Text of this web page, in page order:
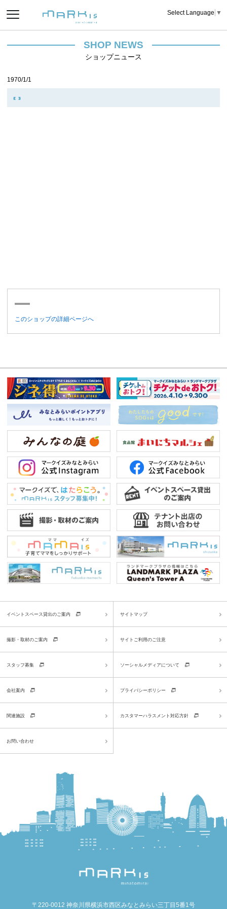
Select Language ▼
SHOP NEWS
ショップニュース
1970/1/1
このショップの詳細ページへ
イベントスペース貸出のご案内
撮影・取材のご案内
スタッフ募集
会社案内
関連施設
お問い合わせ
サイトマップ
サイトご利用のご注意
ソーシャルメディアについて
プライバシーポリシー
カスタマーハラスメント対応方針
〒220-0012 神奈川県横浜市西区みなとみらい三丁目5番1号